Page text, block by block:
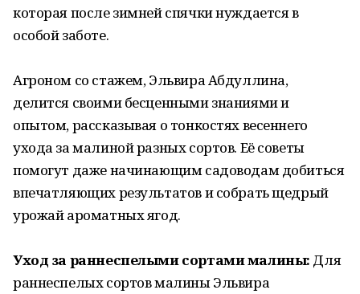
которая после зимней спячки нуждается в
особой заботе.
Агроном со стажем, Эльвира Абдуллина,
делится своими бесценными знаниями и
опытом, рассказывая о тонкостях весеннего
ухода за малиной разных сортов. Её советы
помогут даже начинающим садоводам добиться
впечатляющих результатов и собрать щедрый
урожай ароматных ягод.
Уход за раннеспелыми сортами малины: Для
раннеспелых сортов малины Эльвира